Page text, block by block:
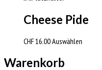
Cheese Pide
CHF16.00Auswählen
Warenkorb